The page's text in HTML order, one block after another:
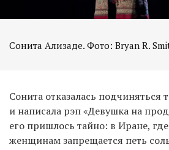
Сонита Ализаде. Фото: Bryan R.
Сонита отказалась подчиняться
и написала рэп «Девушка на
его пришлось тайно: в Иране,
женщинам запрещается петь